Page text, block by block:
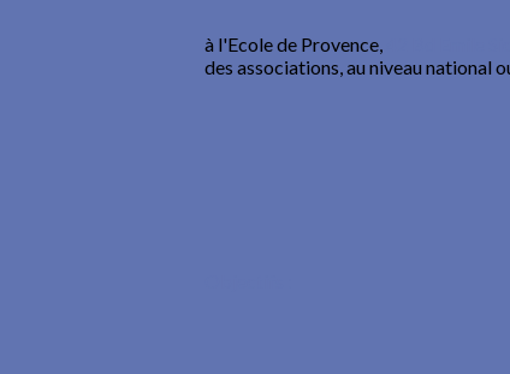
à l'Ecole de Provence,
des associations, au niveau national